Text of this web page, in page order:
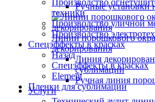
Ручные установки
Линии порошкового
декорирования
Линия
сублимации
Ручная линия
Услуги
Производство
техники
Производство уличной
Производство
Спецэффекты в красках
Назад
Спецэффекты в красках
Element
Пленки для сублимации